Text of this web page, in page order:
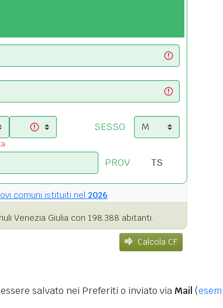
SESSO
PROV
comuni istituiti nel 2026
Venezia Giulia con 198.388 abitanti.
Calcola CF
salvato nei Preferiti o inviato via Mail (